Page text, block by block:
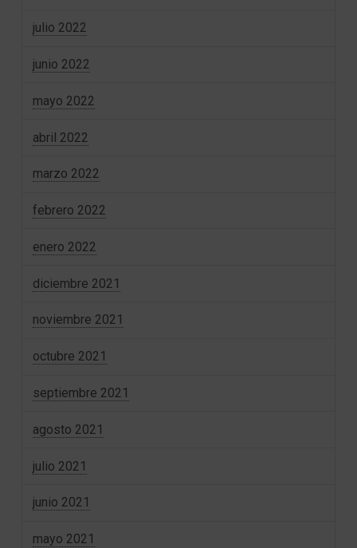
julio 2022
junio 2022
mayo 2022
abril 2022
marzo 2022
febrero 2022
enero 2022
diciembre 2021
noviembre 2021
octubre 2021
septiembre 2021
agosto 2021
julio 2021
junio 2021
mayo 2021